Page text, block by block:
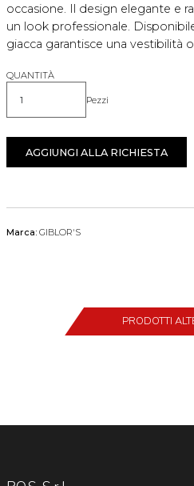
occasione. Il design elegante e
un look professionale.
giacca garantisce una vestibilità
QUANTITÀ
Quantità Pezzi
AGGIUNGI ALLA RICHIESTA
Marca: GIBLOR'S
PRODOTTI